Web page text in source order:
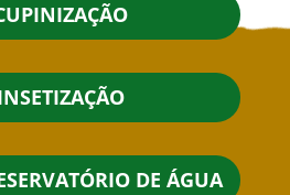
DE ÁGUA